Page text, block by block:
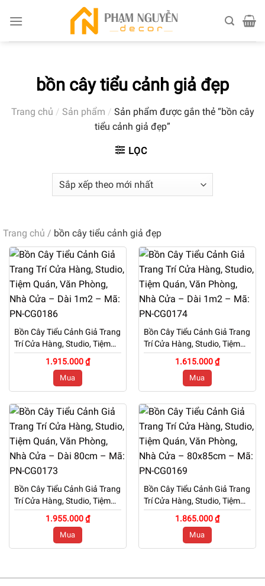
bồn cây tiểu cảnh giả đẹp
Trang chủ / Sản phẩm / Sản phẩm được gắn thẻ “bồn cây
tiểu cảnh giả đẹp”
LỌC
Trang chủ / bồn cây tiểu cảnh giả đẹp
Bồn Cây Tiểu Cảnh Giả Trang
Trí Cửa Hàng, Studio, Tiệm
Quán, Văn Phòng, Nhà Cửa
– Dài 1m2 – Mã: PN-CG0186
1.915.000 ₫
Mua
Bồn Cây Tiểu Cảnh Giả Trang
Trí Cửa Hàng, Studio, Tiệm
Quán, Văn Phòng, Nhà Cửa
– Dài 1m2 – Mã: PN-CG0174
1.615.000 ₫
Mua
Bồn Cây Tiểu Cảnh Giả Trang
Trí Cửa Hàng, Studio, Tiệm
Quán, Văn Phòng, Nhà Cửa
– Dài 80cm – Mã: PN-
1.955.000 ₫
Mua
Bồn Cây Tiểu Cảnh Giả Trang
Trí Cửa Hàng, Studio, Tiệm
Quán, Văn Phòng, Nhà Cửa
– 80x85cm – Mã: PN-
1.865.000 ₫
Mua